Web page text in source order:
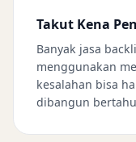
Takut Kena
Banyak jasa
menggunakan
kesalahan bisa
dibangun